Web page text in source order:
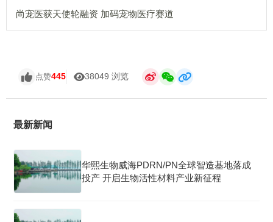
尚宠医获天使轮融资 加码宠物医疗赛道
点赞445 38049 浏览
最新新闻
华熙生物威海PDRN/PN全球智造基地落成
投产 开启生物活性材料产业新征程